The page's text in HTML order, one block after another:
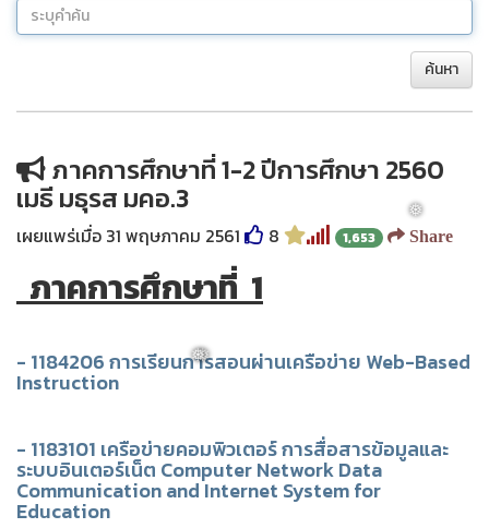
ค้นหา
ภาคการศึกษาที่ 1-2 ปีการศึกษา 2560
เมธี มธุรส มคอ.3
เผยแพร่เมื่อ 31 พฤษภาคม 2561 8 1,653 Share
ภาคการศึกษาที่ 1
- 1184206 การเรียนการสอนผ่านเครือข่าย Web-Based
Instruction
- 1183101 เครือข่ายคอมพิวเตอร์ การสื่อสารข้อมูลและ
ระบบอินเตอร์เน็ต Computer Network Data
Communication and Internet System for
Education